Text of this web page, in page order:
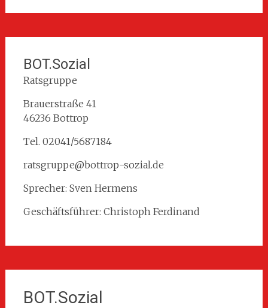
BOT.Sozial
Ratsgruppe
Brauerstraße 41
46236 Bottrop
Tel. 02041/5687184
ratsgruppe@bottrop-sozial.de
Sprecher: Sven Hermens
Geschäftsführer: Christoph Ferdinand
BOT.Sozial